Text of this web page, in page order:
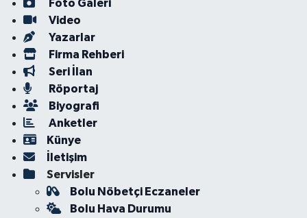
Foto Galeri
Video
Yazarlar
Firma Rehberi
Seri İlan
Röportaj
Biyografi
Anketler
Künye
İletişim
Servisler
Bolu Nöbetçi Eczaneler
Bolu Hava Durumu